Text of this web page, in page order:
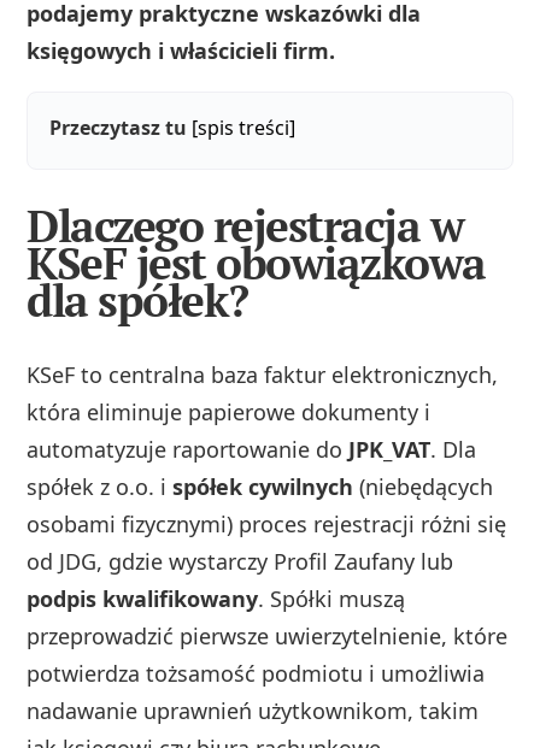
podajemy praktyczne wskazówki dla
księgowych i właścicieli firm.
Przeczytasz tu [spis treści]
Dlaczego rejestracja w
KSeF jest obowiązkowa
dla spółek?
KSeF to centralna baza faktur elektronicznych,
która eliminuje papierowe dokumenty i
automatyzuje raportowanie do JPK_VAT. Dla
spółek z o.o. ispółek cywilnych (niebędących
osobami fizycznymi) proces rejestracji różni się
od JDG, gdzie wystarczy Profil Zaufany lub
podpis kwalifikowany. Spółki muszą
przeprowadzić pierwsze uwierzytelnienie, które
potwierdza tożsamość podmiotu i umożliwia
nadawanie uprawnień użytkownikom, takim